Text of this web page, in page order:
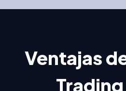
Ventajas